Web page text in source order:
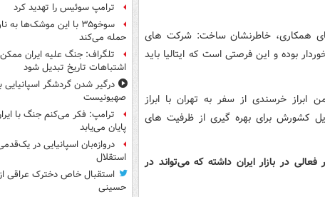
همکاری، خاطرنشان ساخت: شرکت های
بوده و این فرصتی است که ایتالیا باید
ابراز خرسندی از سفر به تهران با ابراز
کشورش برای بهره گیری از ظرفیت های
در بازار ایران داشته که می‌تواند در
ترامپ سوئیس را تهدید کرد
سوخو۳۵ با این موشک‌ها
حمله می‌کند
تلگراف: جنگ علیه ایران
اشتباهات تاریخ تبدیل شود
درگیر شدن گردشگر اسپانیایی
صهیونیست
ترامپ: فکر می‌کنم جنگ با
پایان می‌یابد
دروازه‌بان اسپانیایی در
استقلال
استقبال خاص دخترک عراقی از
حسینی